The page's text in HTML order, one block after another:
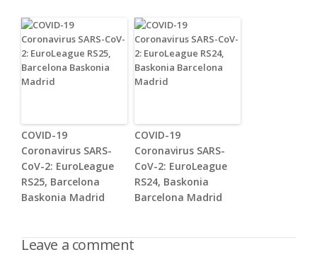
COVID-19
Coronavirus SARS-
CoV-2: EuroLeague
RS25, Barcelona
Baskonia Madrid
COVID-19
Coronavirus SARS-
CoV-2: EuroLeague
RS24, Baskonia
Barcelona Madrid
Leave a comment